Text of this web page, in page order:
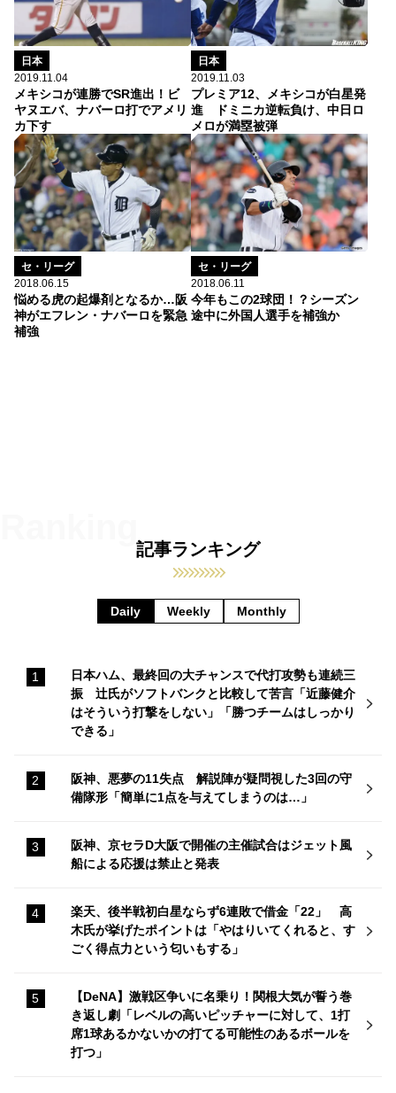
日本
2019.11.04
メキシコが連勝でSR進出！ビ
ヤヌエバ、ナバーロ打でアメリ
カ下す
日本
2019.11.03
プレミア12、メキシコが白星発
進 ドミニカ逆転負け、中日ロ
メロが満塁被弾
セ・リーグ
2018.06.15
悩める虎の起爆剤となるか…阪
神がエフレン・ナバーロを緊急
補強
セ・リーグ
2018.06.11
今年もこの2球団！？シーズン
途中に外国人選手を補強か
記事ランキング
Daily Weekly Monthly
日本ハム、最終回の大チャンスで代打攻勢も連続三
振 辻氏がソフトバンクと比較して苦言「近藤健介
はそういう打撃をしない」「勝つチームはしっかり
できる」
阪神、悪夢の11失点 解説陣が疑問視した3回の守
備隊形「簡単に1点を与えてしまうのは…」
阪神、京セラD大阪で開催の主催試合はジェット風
船による応援は禁止と発表
楽天、後半戦初白星ならず6連敗で借金「22」 高
木氏が挙げたポイントは「やはりいてくれると、す
ごく得点力という匂いもする」
【DeNA】激戦区争いに名乗り！関根大気が誓う巻
き返し劇「レベルの高いピッチャーに対して、1打
席1球あるかないかの打てる可能性のあるボールを
打つ」